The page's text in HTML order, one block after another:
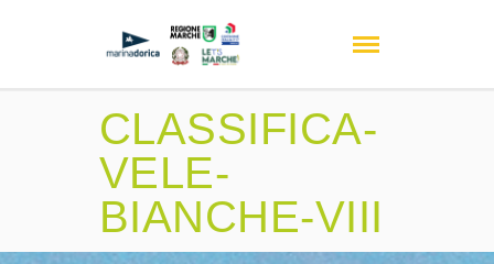
CLASSIFICA-
VELE-
BIANCHE-VIII